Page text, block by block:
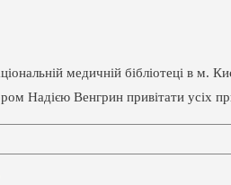
ціональній медичній бібліотеці в м.
ром Надією Венгрин привітати усіх